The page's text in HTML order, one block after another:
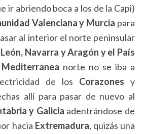
ir abriendo boca a los de la Capi)
Valenciana y Murcia para
al interior el norte peninsular
Navarra y Aragón y el País
norte no se iba a
de los Corazones y
allí para pasar de nuevo al
y Galicia adentrándose de
hacia Extremadura, quizás una